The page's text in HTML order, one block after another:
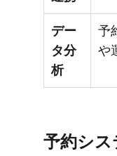
デー
タ分
析
予
や
予約シス